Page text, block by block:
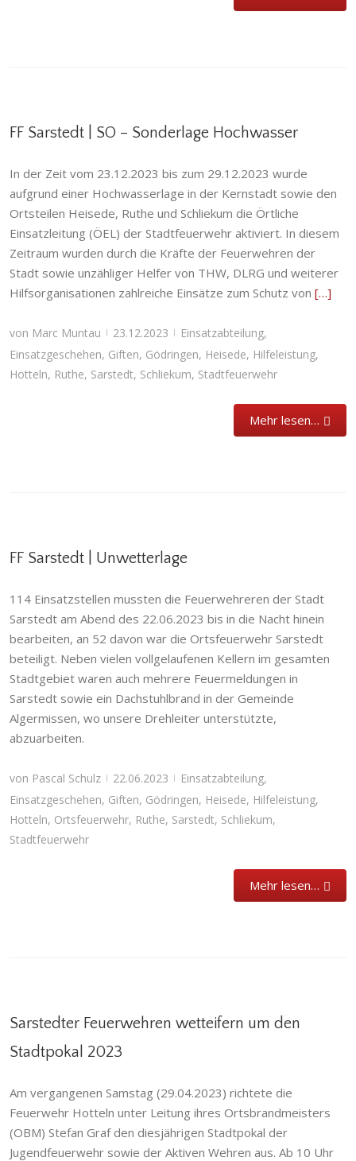
FF Sarstedt | SO – Sonderlage Hochwasser
In der Zeit vom 23.12.2023 bis zum 29.12.2023 wurde
aufgrund einer Hochwasserlage in der Kernstadt sowie den
Ortsteilen Heisede, Ruthe und Schliekum die Örtliche
Einsatzleitung (ÖEL) der Stadtfeuerwehr aktiviert. In diesem
Zeitraum wurden durch die Kräfte der Feuerwehren der
Stadt sowie unzähliger Helfer von THW, DLRG und weiterer
Hilfsorganisationen zahlreiche Einsätze zum Schutz von […]
von Marc Muntau | 23.12.2023 | Einsatzabteilung,
Einsatzgeschehen, Giften, Gödringen, Heisede, Hilfeleistung,
Hotteln, Ruthe, Sarstedt, Schliekum, Stadtfeuerwehr
Mehr lesen…
FF Sarstedt | Unwetterlage
114 Einsatzstellen mussten die Feuerwehreren der Stadt
Sarstedt am Abend des 22.06.2023 bis in die Nacht hinein
bearbeiten, an 52 davon war die Ortsfeuerwehr Sarstedt
beteiligt. Neben vielen vollgelaufenen Kellern im gesamten
Stadtgebiet waren auch mehrere Feuermeldungen in
Sarstedt sowie ein Dachstuhlbrand in der Gemeinde
Algermissen, wo unsere Drehleiter unterstützte,
abzuarbeiten.
von Pascal Schulz | 22.06.2023 | Einsatzabteilung,
Einsatzgeschehen, Giften, Gödringen, Heisede, Hilfeleistung,
Hotteln, Ortsfeuerwehr, Ruthe, Sarstedt, Schliekum,
Stadtfeuerwehr
Mehr lesen…
Sarstedter Feuerwehren wetteifern um den
Stadtpokal 2023
Am vergangenen Samstag (29.04.2023) richtete die
Feuerwehr Hotteln unter Leitung ihres Ortsbrandmeisters
(OBM) Stefan Graf den diesjährigen Stadtpokal der
Jugendfeuerwehr sowie der Aktiven Wehren aus. Ab 10 Uhr